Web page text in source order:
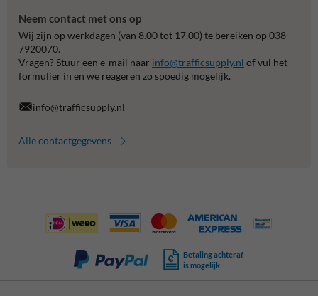
Neem contact met ons op
Wij zijn op werkdagen (van 8.00 tot 17.00) te bereiken op 038-
7920070.
Vragen? Stuur een e-mail naar info@trafficsupply.nl of vul het
formulier in en we reageren zo spoedig mogelijk.
info@trafficsupply.nl
Alle contactgegevens
Betaling achteraf
is mogelijk